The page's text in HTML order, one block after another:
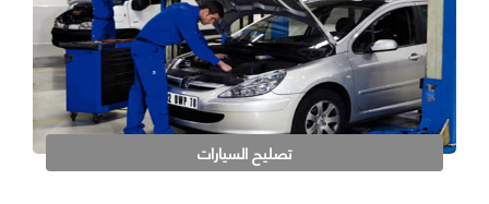
تصليح السيارات